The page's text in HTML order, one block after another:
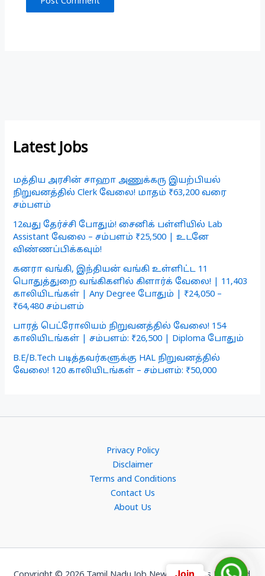
Latest Jobs
மத்திய அரசின் சாஹா அணுக்கரு இயற்பியல்
நிறுவனத்தில் Clerk வேலை! மாதம் ₹63,200 வரை
சம்பளம்
12வது தேர்ச்சி போதும்! சைனிக் பள்ளியில் Lab
Assistant வேலை – சம்பளம் ₹25,500 | உடனே
விண்ணப்பிக்கவும்!
கனரா வங்கி, இந்தியன் வங்கி உள்ளிட்ட 11
பொதுத்துறை வங்கிகளில் கிளார்க் வேலை! | 11,403
காலியிடங்கள் | Any Degree போதும் | ₹24,050 –
₹64,480 சம்பளம்
பாரத் பெட்ரோலியம் நிறுவனத்தில் வேலை! 154
காலியிடங்கள் | சம்பளம்: ₹26,500 | Diploma போதும்
B.E/B.Tech படித்தவர்களுக்கு HAL நிறுவனத்தில்
வேலை! 120 காலியிடங்கள் – சம்பளம்: ₹50,000
Privacy Policy
Disclaimer
Terms and Conditions
Contact Us
About Us
Join
Join